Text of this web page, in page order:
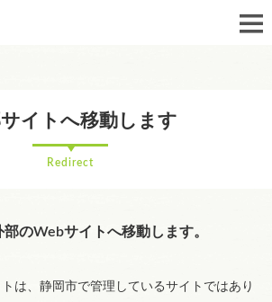
イトへ移動します
Redirect
部のWebサイトへ移動します。
は、静岡市で管理しているサイトではあり